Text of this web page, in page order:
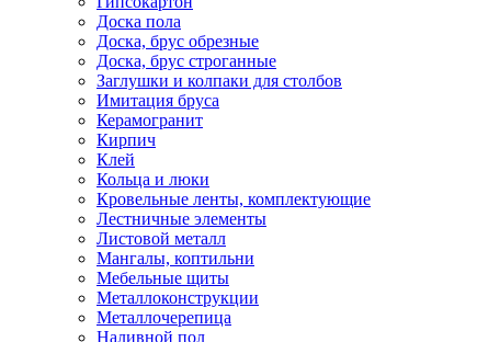
Доска пола
Доска, брус обрезные
Доска, брус строганные
Заглушки и колпаки для столбов
Имитация бруса
Керамогранит
Кирпич
Клей
Кольца и люки
Кровельные ленты, комплектующие
Лестничные элементы
Листовой металл
Мангалы, коптильни
Мебельные щиты
Металлоконструкции
Металлочерепица
Наливной пол